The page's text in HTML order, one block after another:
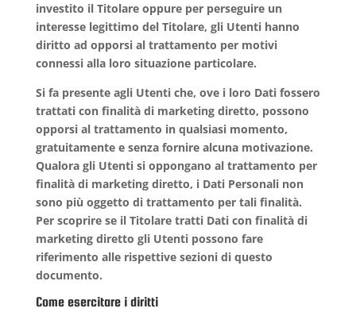
investito il Titolare oppure per perseguire un
interesse legittimo del Titolare, gli Utenti hanno
diritto ad opporsi al trattamento per motivi
connessi alla loro situazione particolare.
Si fa presente agli Utenti che, ove i loro Dati fossero
trattati con finalità di marketing diretto, possono
opporsi al trattamento in qualsiasi momento,
gratuitamente e senza fornire alcuna motivazione.
Qualora gli Utenti si oppongano al trattamento per
finalità di marketing diretto, i Dati Personali non
sono più oggetto di trattamento per tali finalità.
Per scoprire se il Titolare tratti Dati con finalità di
marketing diretto gli Utenti possono fare
riferimento alle rispettive sezioni di questo
documento.
Come esercitare i diritti